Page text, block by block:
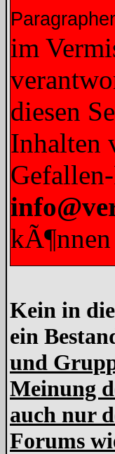
im
diesen
Inhalten
Kein in
ein
und
Meinung
auch nur
Forums